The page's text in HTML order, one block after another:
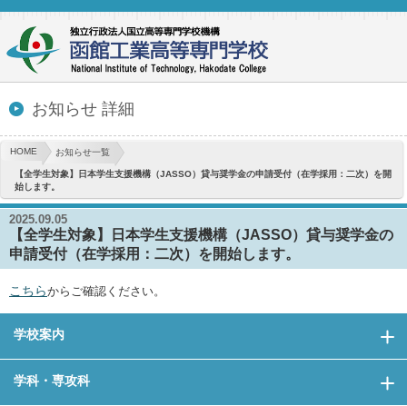
お知らせ 詳細
HOME お知らせ一覧
【全学生対象】日本学生支援機構（JASSO）貸与奨学金の申請受付（在学採用：二次）を開
始します。
2025.09.05
【全学生対象】日本学生支援機構（JASSO）貸与奨学金の
申請受付（在学採用：二次）を開始します。
こちらからご確認ください。
学校案内
学科・専攻科